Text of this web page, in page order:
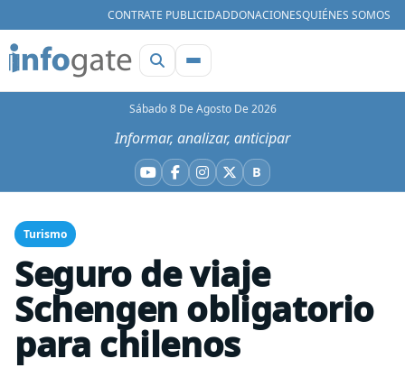
CONTRATE PUBLICIDADDONACIONESQUIÉNES SOMOS
Sábado 8 De Agosto De 2026
Informar, analizar, anticipar
YouTube
Facebook
Instagram
X BBluesky
Turismo
Seguro de viaje
Schengen obligatorio
para chilenos